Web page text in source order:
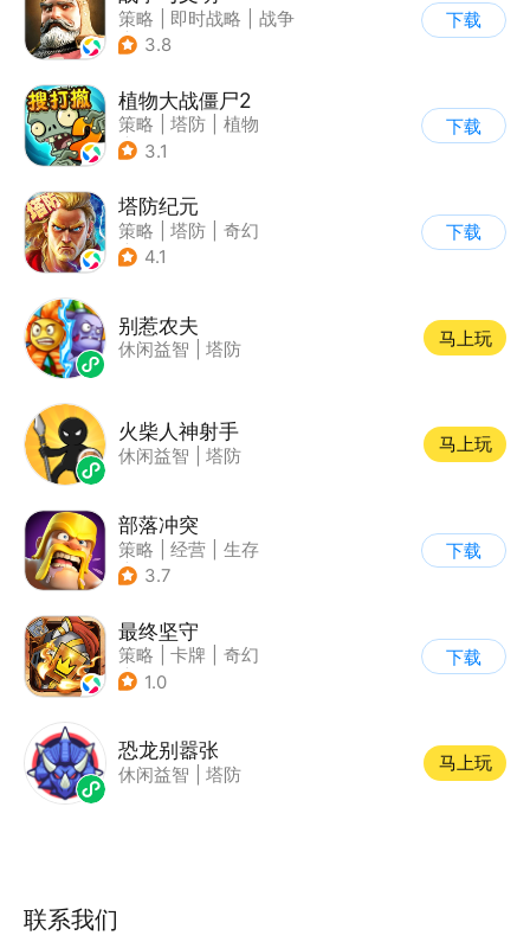
策略 即时战略
战争
| 欧美风
3.8
下载
植物大战僵尸2
策略 塔防
植物
| 植物大战僵尸
3.1
下载
塔防纪元
策略 塔防
奇幻
| 欧美风
4.1
下载
别惹农夫
休闲益智 塔防
马上玩
火柴人神射手
休闲益智 塔防
马上玩
部落冲突
策略 经营
生存
| 部落冲突
3.7
下载
最终坚守
策略 卡牌
奇幻
| 卡通
1.0
下载
恐龙别嚣张
休闲益智 塔防
马上玩
联系我们